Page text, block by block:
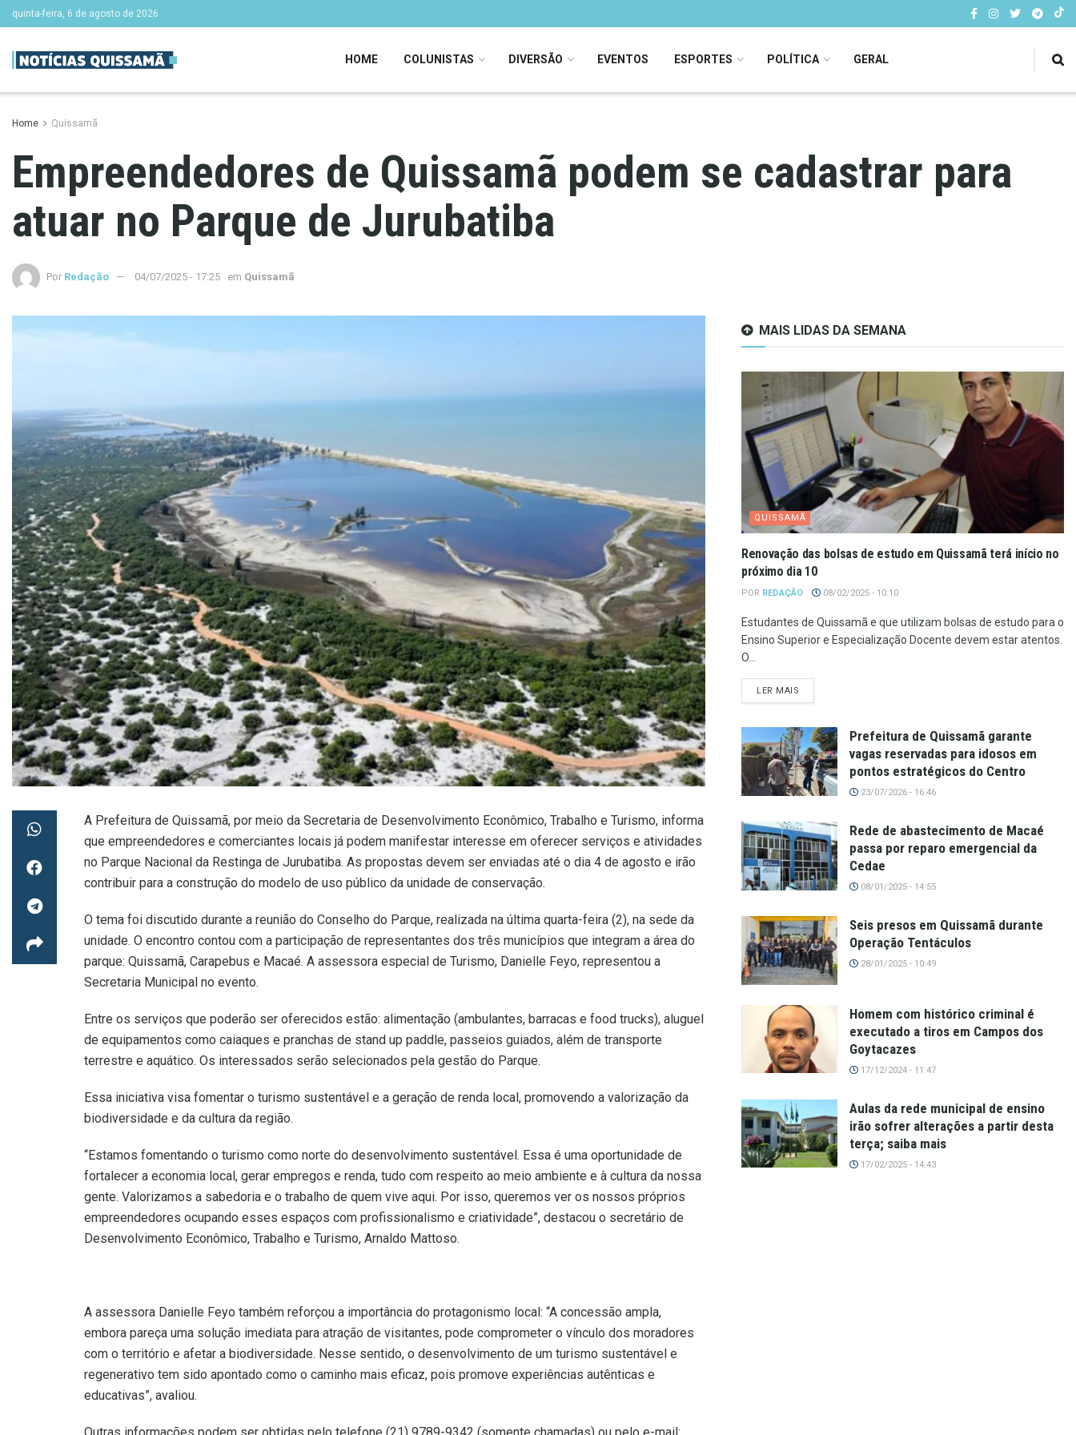
quinta-feira, 6 de agosto de 2026
HOME COLUNISTAS DIVERSÃO EVENTOS ESPORTES POLÍTICA GERAL
Home Quissamã
Empreendedores de Quissamã podem se cadastrar para
atuar no Parque de Jurubatiba
Por Redação 04/07/2025 - 17:25 em Quissamã
A Prefeitura de Quissamã, por meio da Secretaria de Desenvolvimento Econômico, Trabalho e Turismo, informa
que empreendedores e comerciantes locais já podem manifestar interesse em oferecer serviços e atividades
no Parque Nacional da Restinga de Jurubatiba. As propostas devem ser enviadas até o dia 4 de agosto e irão
contribuir para a construção do modelo de uso público da unidade de conservação.
O tema foi discutido durante a reunião do Conselho do Parque, realizada na última quarta-feira (2), na sede da
unidade. O encontro contou com a participação de representantes dos três municípios que integram a área do
parque: Quissamã, Carapebus e Macaé. A assessora especial de Turismo, Danielle Feyo, representou a
Secretaria Municipal no evento.
Entre os serviços que poderão ser oferecidos estão: alimentação (ambulantes, barracas e food trucks), aluguel
de equipamentos como caiaques e pranchas de stand up paddle, passeios guiados, além de transporte
terrestre e aquático. Os interessados serão selecionados pela gestão do Parque.
Essa iniciativa visa fomentar o turismo sustentável e a geração de renda local, promovendo a valorização da
biodiversidade e da cultura da região.
“Estamos fomentando o turismo como norte do desenvolvimento sustentável. Essa é uma oportunidade de
fortalecer a economia local, gerar empregos e renda, tudo com respeito ao meio ambiente e à cultura da nossa
gente. Valorizamos a sabedoria e o trabalho de quem vive aqui. Por isso, queremos ver os nossos próprios
empreendedores ocupando esses espaços com profissionalismo e criatividade”, destacou o secretário de
Desenvolvimento Econômico, Trabalho e Turismo, Arnaldo Mattoso.
A assessora Danielle Feyo também reforçou a importância do protagonismo local: “A concessão ampla,
embora pareça uma solução imediata para atração de visitantes, pode comprometer o vínculo dos moradores
com o território e afetar a biodiversidade. Nesse sentido, o desenvolvimento de um turismo sustentável e
regenerativo tem sido apontado como o caminho mais eficaz, pois promove experiências autênticas e
educativas”, avaliou.
MAIS LIDAS DA SEMANA
QUISSAMÃ
Renovação das bolsas de estudo em Quissamã terá início no
próximo dia 10
POR REDAÇÃO 08/02/2025 - 10:10
Estudantes de Quissamã e que utilizam bolsas de estudo para o
Ensino Superior e Especialização Docente devem estar atentos.
O...
LER MAIS
Prefeitura de Quissamã garante
vagas reservadas para idosos em
pontos estratégicos do Centro
23/07/2026 - 16:46
Rede de abastecimento de Macaé
passa por reparo emergencial da
Cedae
08/01/2025 - 14:55
Seis presos em Quissamã durante
Operação Tentáculos
28/01/2025 - 10:49
Homem com histórico criminal é
executado a tiros em Campos dos
Goytacazes
17/12/2024 - 11:47
Aulas da rede municipal de ensino
irão sofrer alterações a partir desta
terça; saiba mais
17/02/2025 - 14:43